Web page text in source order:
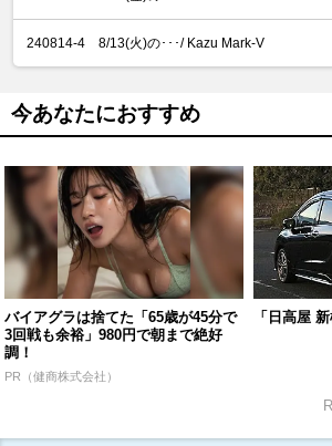
240814-4 8/13(火)の･･･/ Kazu Mark-V
今あなたにおすすめ
バイアグラは捨てた「65歳が45分で
3回戦も余裕」980円で朝まで絶好
調！
PR（健商株式会社）
「日高屋